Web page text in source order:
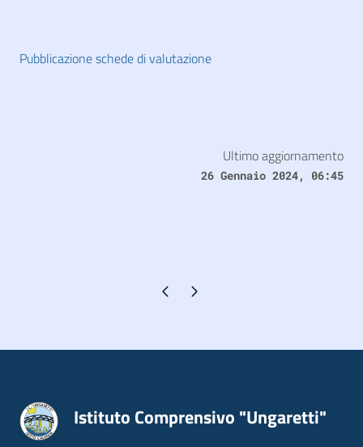
Pubblicazione schede di valutazione
Ultimo aggiornamento
26 Gennaio 2024, 06:45
Pagina precedente
Pagina successiva
Istituto Comprensivo "Ungaretti"